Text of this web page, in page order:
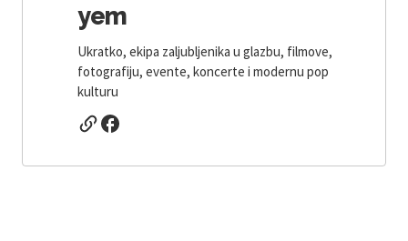
yem
Ukratko, ekipa zaljubljenika u glazbu, filmove,
fotografiju, evente, koncerte i modernu pop
kulturu